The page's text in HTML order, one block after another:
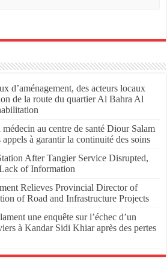
d’aménagement, des acteurs locaux
de la route du quartier Al Bahra Al
médecin au centre de santé Diour Salam
appels à garantir la continuité des soins
After Tangier Service Disrupted,
of Information
Relieves Provincial Director of
of Road and Infrastructure Projects
une enquête sur l’échec d’un
à Kandar Sidi Khiar après des pertes